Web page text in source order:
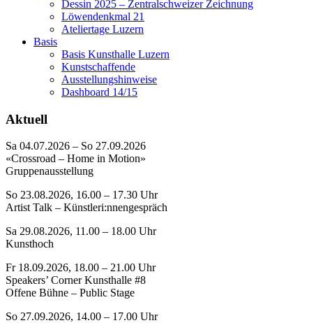
Dessin 2025 – Zentralschweizer Zeichnung
Löwendenkmal 21
Ateliertage Luzern
Basis
Basis Kunsthalle Luzern
Kunstschaffende
Ausstellungshinweise
Dashboard 14/15
Aktuell
Sa 04.07.2026 – So 27.09.2026
«Crossroad – Home in Motion»
Gruppenausstellung
So 23.08.2026, 16.00 – 17.30 Uhr
Artist Talk – Künstleri:nnengespräch
Sa 29.08.2026, 11.00 – 18.00 Uhr
Kunsthoch
Fr 18.09.2026, 18.00 – 21.00 Uhr
Speakers’ Corner Kunsthalle #8
Offene Bühne – Public Stage
So 27.09.2026, 14.00 – 17.00 Uhr